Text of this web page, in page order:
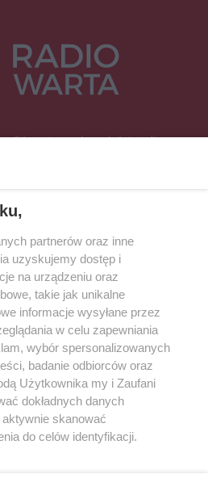
stworzyć rozgłośnię radiową
Gniezno, Ostrów Wlkp.).
Patronat
Dane firmowe
i ogłoszeń drobnych
Polityka prywatności
danych osobowych
do newslettera
najlepiej poinformowanych!
się »
partnerów oraz inne
uzyskujemy dostęp i
na urządzeniu oraz
takie jak unikalne
informacje wysyłane przez
w celu zapewniania
wybór spersonalizowanych
badanie odbiorców oraz
Użytkownika my i Zaufani
dokładnych danych
skanować
do celów identyfikacji.